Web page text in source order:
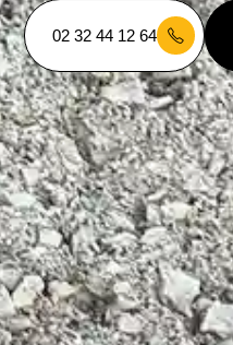
02 32 44 12 64